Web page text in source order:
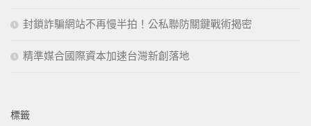
封鎖詐騙網站不再慢半拍！公私聯防關鍵戰術揭密
精準媒合國際資本加速台灣新創落地
標籤